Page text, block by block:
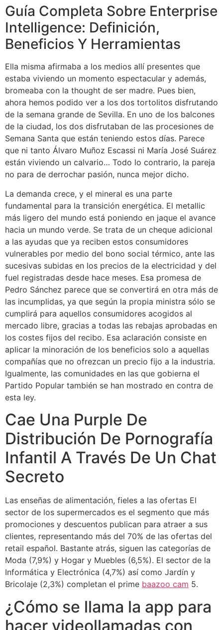
Guía Completa Sobre Enterprise
Intelligence: Definición,
Beneficios Y Herramientas
Ella misma afirmaba a los medios allí presentes que
estaba viviendo un momento espectacular y además,
bromeaba con la thought de ser madre. Pues bien,
ahora hemos podido ver a los dos tortolitos disfrutando
de la semana grande de Sevilla. En uno de los balcones
de la ciudad, los dos disfrutaban de las procesiones de
Semana Santa que están teniendo estos días. Parece
que ni tanto Álvaro Muñoz Escassi ni María José Suárez
están viviendo un calvario… Todo lo contrario, la pareja
no para de derrochar pasión, nunca mejor dicho.
La demanda crece, y el mineral es una parte
fundamental para la transición energética. El metallic
más ligero del mundo está poniendo en jaque el avance
hacia un mundo verde. Se trata de un cheque adicional
a las ayudas que ya reciben estos consumidores
vulnerables por medio del bono social térmico, ante las
sucesivas subidas en los precios de la electricidad y del
fuel registradas desde hace meses. Esa promesa de
Pedro Sánchez parece que se convertirá en otra más de
las incumplidas, ya que según la propia ministra sólo se
cumplirá para aquellos consumidores acogidos al
mercado libre, gracias a todas las rebajas aprobadas en
los costes fijos del recibo. Esa aclaración consiste en
aplicar la minoración de los beneficios solo a aquellas
compañías que no ofrezcan un precio fijo a la industria.
Igualmente, las comunidades en las que gobierna el
Partido Popular también se han mostrado en contra de
esta ley.
Cae Una Purple De
Distribución De Pornografía
Infantil A Través De Un Chat
Secreto
Las enseñas de alimentación, fieles a las ofertas El
sector de los supermercados es el segmento que más
promociones y descuentos publican para atraer a sus
clientes, representando más del 70% de las ofertas del
retail español. Bastante atrás, siguen las categorías de
Moda (7,9%) y Hogar y Muebles (6,5%). El sector de la
Informática y Electrónica (4,7%) así como Jardín y
Bricolaje (2,3%) completan el prime baazoo cam 5.
¿Cómo se llama la app para
hacer videollamadas con